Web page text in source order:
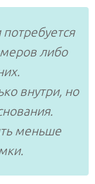
либо
внутри, но
меньше